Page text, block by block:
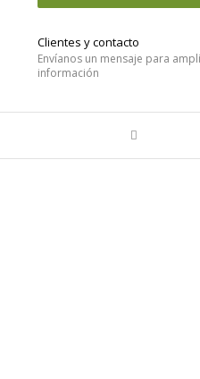
Clientes y contacto
Envíanos un mensaje para
información